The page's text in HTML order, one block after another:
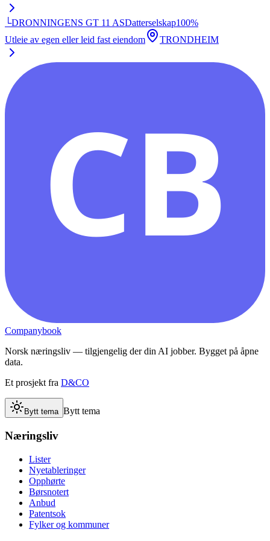
└DRONNINGENS GT 11 ASDatterselskap100%
Utleie av egen eller leid fast eiendom
TRONDHEIM
CB
Companybook
Norsk næringsliv — tilgjengelig der din AI jobber. Bygget på åpne
data.
Et prosjekt fra D&CO
Bytt tema Bytt tema
Næringsliv
Lister
Nyetableringer
Opphørte
Børsnotert
Anbud
Patentsok
Fylker og kommuner